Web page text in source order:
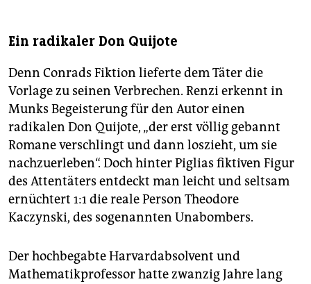
Ein radikaler Don Quijote
Denn Conrads Fiktion lieferte dem Täter die
Vorlage zu seinen Verbrechen. Renzi erkennt in
Munks Begeisterung für den Autor einen
radikalen Don Quijote, „der erst völlig gebannt
Romane verschlingt und dann loszieht, um sie
nachzuerleben“. Doch hinter Piglias fiktiven Figur
des Attentäters entdeckt man leicht und seltsam
ernüchtert 1:1 die reale Person Theodore
Kaczynski, des sogenannten Unabombers.
Der hochbegabte Harvardabsolvent und
Mathematikprofessor hatte zwanzig Jahre lang